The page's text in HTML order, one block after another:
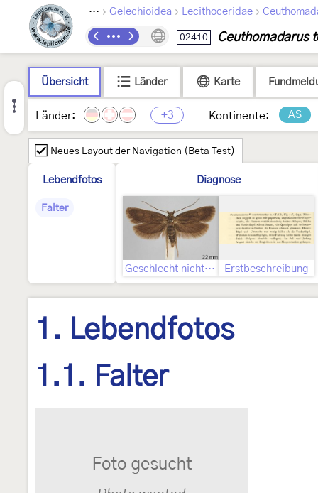
Lepidoptera › Gelechioidea › Lecithoceridae ›
02410 Ceuthomadarus
Übersicht Länder Karte
Länder: +3 Kontinente: AS
Neues Layout der Navigation (Beta Test)
Lebendfotos
Falter
Diagnose
Geschlecht nicht bestimmt Erstbeschreibung
1. Lebendfotos
1.1. Falter